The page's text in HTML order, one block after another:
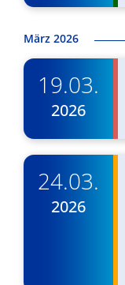
März 2026
19.03.
2026
24.03.
2026